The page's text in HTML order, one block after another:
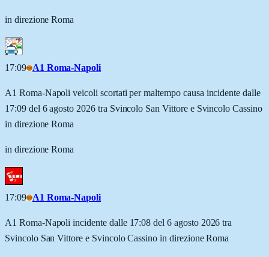
in direzione Roma
17:09 A1 Roma-Napoli
A1 Roma-Napoli veicoli scortati per maltempo causa incidente dalle
17:09 del 6 agosto 2026 tra Svincolo San Vittore e Svincolo Cassino
in direzione Roma
in direzione Roma
17:09 A1 Roma-Napoli
A1 Roma-Napoli incidente dalle 17:08 del 6 agosto 2026 tra
Svincolo San Vittore e Svincolo Cassino in direzione Roma